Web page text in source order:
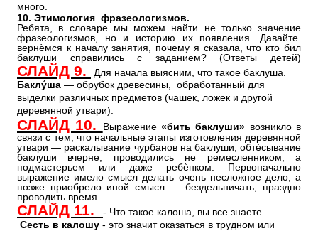
много.
10. Этимология фразеологизмов.
Ребята, в словаре мы можем найти не только значение
фразеологизмов, но и историю их появления. Давайте
вернѐмся к началу занятия, почему я сказала, что кто бил
баклуши справились с заданием? (Ответы детей)
СЛАЙД 9.
Для начала выясним, что такое баклуша.
Баклу́ша — обрубок древесины, обработанный для
выделки различных предметов (чашек, ложек и другой
деревянной утвари).
СЛАЙД 10. Выражение«бить баклуши» возникло в
связи с тем, что начальные этапы изготовления деревянной
утвари — раскалывание чурбанов на баклуши, обтѐсывание
баклуши вчерне, проводились не ремесленником, а
подмастерьем или даже ребѐнком. Первоначально
выражение имело смысл делать очень несложное дело, а
позже приобрело иной смысл — бездельничать, праздно
проводить время.
СЛАЙД 11.
- Что такое калоша, вы все знаете.
Сесть в калошу - это значит оказаться в трудном или